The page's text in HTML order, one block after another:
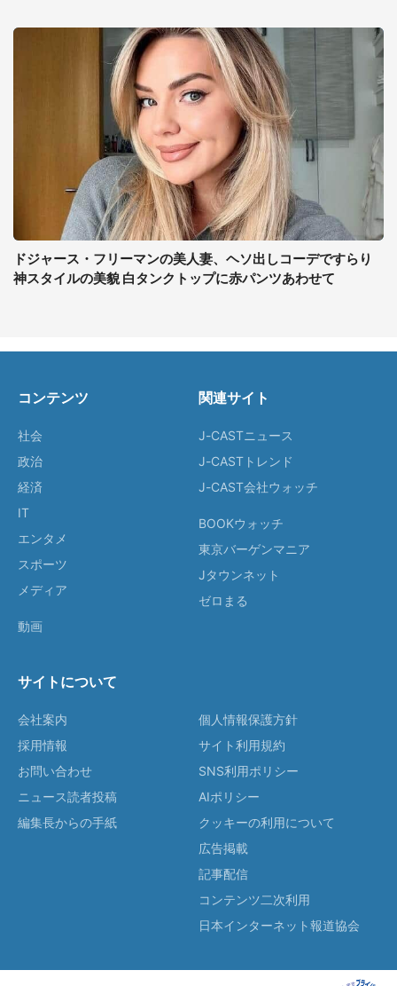
ドジャース・フリーマンの美人妻、ヘソ出しコーデですらり
神スタイルの美貌 白タンクトップに赤パンツあわせて
コンテンツ
社会
政治
経済
IT
エンタメ
スポーツ
メディア
動画
関連サイト
J-CASTニュース
J-CASTトレンド
J-CAST会社ウォッチ
BOOKウォッチ
東京バーゲンマニア
Jタウンネット
ゼロまる
サイトについて
会社案内
採用情報
お問い合わせ
ニュース読者投稿
編集長からの手紙
個人情報保護方針
サイト利用規約
SNS利用ポリシー
AIポリシー
クッキーの利用について
広告掲載
記事配信
コンテンツ二次利用
日本インターネット報道協会